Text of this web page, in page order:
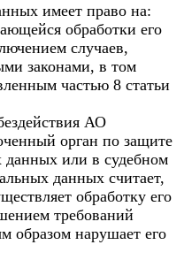
имеет право на:
обработки его
случаев,
законами, в том
частью 8 статьи
АО
орган по защите
данных или в судебном
данных считает,
обработку его
требований
образом нарушает его